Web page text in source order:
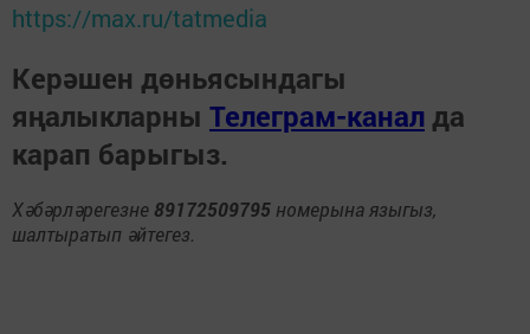
https://max.ru/tatmedia
Керәшен дөньясындагы
яңалыкларны Телеграм-канал да
карап барыгыз.
Хәбәрләрегезне 89172509795 номерына языгыз,
шалтыратып әйтегез.